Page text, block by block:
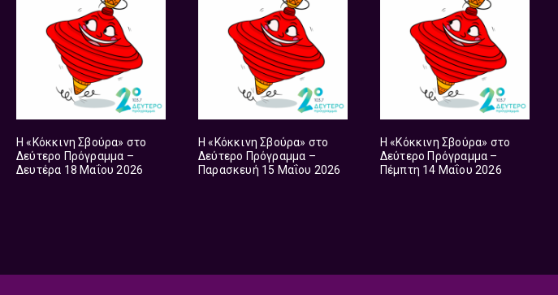
Η «Κόκκινη Σβούρα» στο
Δεύτερο Πρόγραμμα –
Δευτέρα 18 Μαΐου 2026
Η «Κόκκινη Σβούρα» στο
Δεύτερο Πρόγραμμα –
Παρασκευή 15 Μαΐου 2026
Η «Κόκκινη Σβούρα» στο
Δεύτερο Πρόγραμμα –
Πέμπτη 14 Μαΐου 2026